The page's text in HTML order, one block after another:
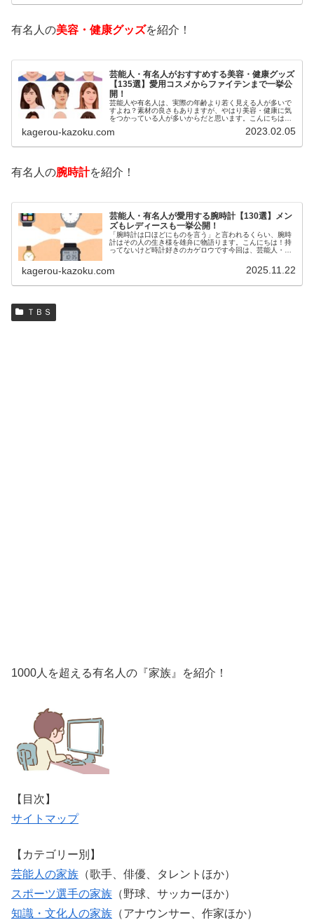
有名人の美容・健康グッズを紹介！
芸能人・有名人がおすすめする美容・健康グッズ
【135選】愛用コスメからファイテンまで一挙公
開！
芸能人や有名人は、実際の年齢より若く見える人が多いで
すよね？素材の良さもありますが、やはり美容・健康に気
をつかっている人が多いからだと思います。こんにちは！
いるのでしょうか？今回は、芸能人…
kagerou-kazoku.com 2023.02.05
有名人の腕時計を紹介！
芸能人・有名人が愛用する腕時計【130選】メン
ズもレディースも一挙公開！
「腕時計は口ほどにものを言う」と言われるくらい、腕時
計はその人の生き様を雄弁に物語ります。こんにちは！持
ってないけど時計好きのカゲロウです今回は、芸能人・有
kagerou-kazoku.com 2025.11.22
ＴＢＳ
1000人を超える有名人の『家族』を紹介！
【目次】
サイトマップ
【カテゴリー別】
芸能人の家族 （歌手、俳優、タレントほか）
スポーツ選手の家族 （野球、サッカーほか）
知識・文化人の家族 （アナウンサー、作家ほか）